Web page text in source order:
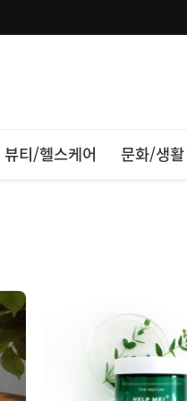
뷰티/헬스케어 문화/생활